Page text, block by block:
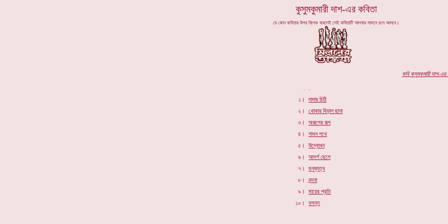
কুসুমকুমারী দাশ-এর কবিতা
যে কোন কবিতার উপর ক্লিক করলেই সেই কবিতাটি আপনার সামনে চলে আসবে।
.
১।
২।
৩।
৪।
৫।
৬।
৭।
৮।
৯।
১০।
কবিকুসুমকুমারী দাশ-এর
.
দাদার চিঠি
খোকার বিড়াল ছানা
অরূপের রূপ
সাধন পথে
উদ্বোধন
আদর্শ ছেলে
মনুষ্যত্ব
বন্দনা
মায়ের প্রতি
বসন্ত